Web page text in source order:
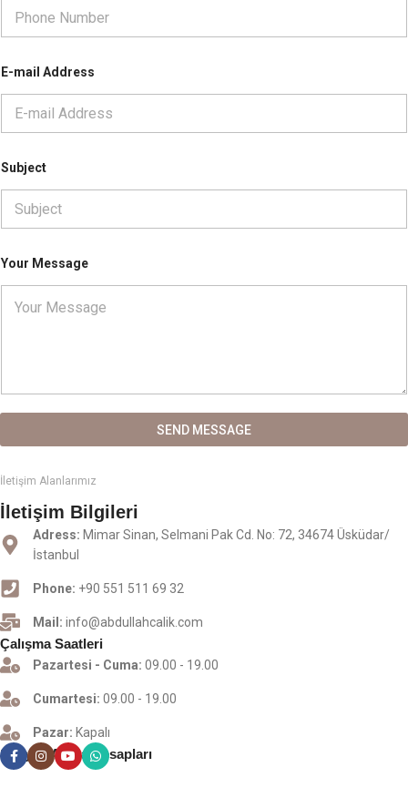
E-mail Address
Subject
Your Message
SEND MESSAGE
İletişim Alanlarımız
İletişim Bilgileri
Adress: Mimar Sinan, Selmani Pak Cd. No: 72, 34674 Üsküdar/
İstanbul
Phone: +90 551 511 69 32
Mail: info@abdullahcalik.com
Çalışma Saatleri
Pazartesi - Cuma: 09.00 - 19.00
Cumartesi: 09.00 - 19.00
Pazar: Kapalı
Sosyal Medya Hesapları